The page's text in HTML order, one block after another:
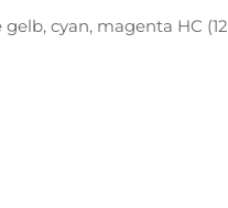
cyan, magenta HC